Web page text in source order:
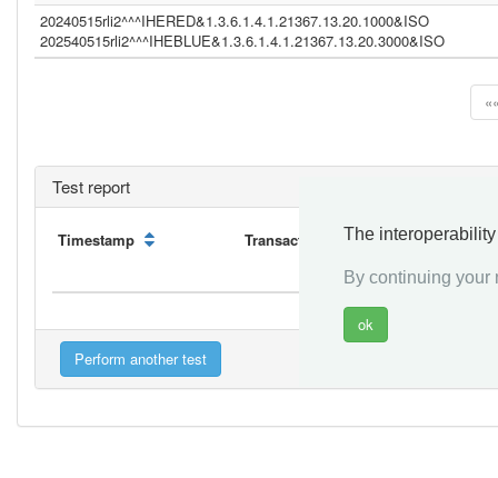
20240515rli2^^^IHERED&1.3.6.1.4.1.21367.13.20.1000&ISO
202540515rli2^^^IHEBLUE&1.3.6.1.4.1.21367.13.20.3000&ISO
Test report
Timestamp Transaction Initiator
The
By continuing your